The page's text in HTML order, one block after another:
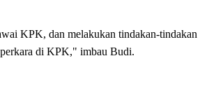
KPK, dan melakukan tindakan-tindakan
perkara di KPK," imbau Budi.